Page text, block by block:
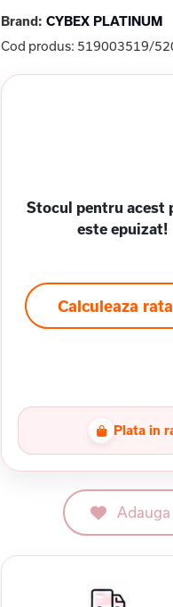
Brand: CYBEX PLATINUM
Cod produs: 519003519/
Stocul pentru acest
este epuizat!
Calculeaza rata
Plata in